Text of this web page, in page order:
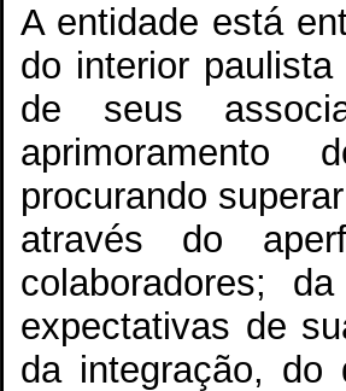
A entidade está
do interior
de seus
procurando
através do
colaboradores;
expectativas de
da integração, do